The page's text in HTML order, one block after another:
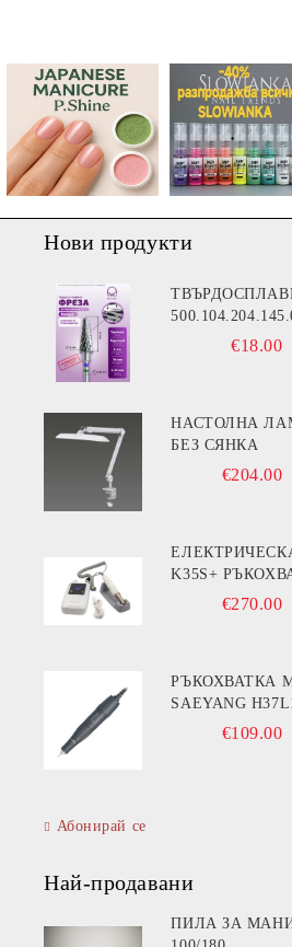
Нови продукти
€18.00
НАСТОЛНА
БЕЗ СЯНКА
€204.00
K35S+ РЪКОХВАТКА
ОБОРОТА€270.00
РЪКОХВАТКА MARATHON
SAEYANG
€109.00
Абонирай се
Най-продавани
ПИЛА ЗА